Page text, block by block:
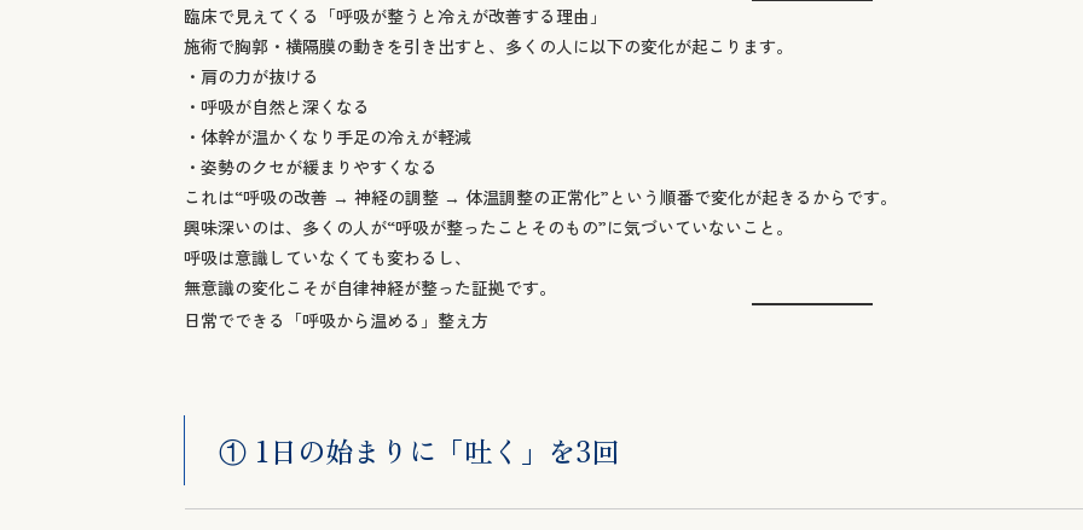
臨床で見えてくる「呼吸が整うと冷えが改善する理由」
施術で胸郭・横隔膜の動きを引き出すと、多くの人に以下の変化が起こります。
・肩の力が抜ける
・呼吸が自然と深くなる
・体幹が温かくなり手足の冷えが軽減
・姿勢のクセが緩まりやすくなる
これは“呼吸の改善 → 神経の調整 → 体温調整の正常化”という順番で変化が起きるからです。
興味深いのは、多くの人が“呼吸が整ったことそのもの”に気づいていないこと。
呼吸は意識していなくても変わるし、
無意識の変化こそが自律神経が整った証拠です。
日常でできる「呼吸から温める」整え方
① 1日の始まりに「吐く」を3回